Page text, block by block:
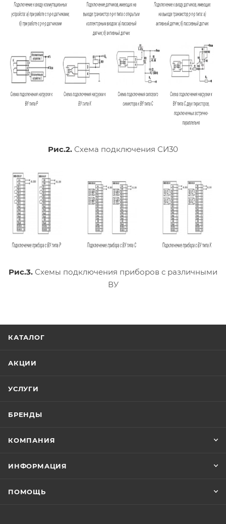
Рис.2. Схема подключения СИ30
Рис.3. Схемы подключения приборов с различными
ВУ
КАТАЛОГ
АКЦИИ
УСЛУГИ
БРЕНДЫ
КОМПАНИЯ
ИНФОРМАЦИЯ
ПОМОЩЬ